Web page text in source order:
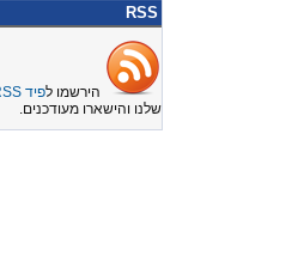
RSS
הירשמו לפיד RSS
שלנו והישארו מעודכנים.